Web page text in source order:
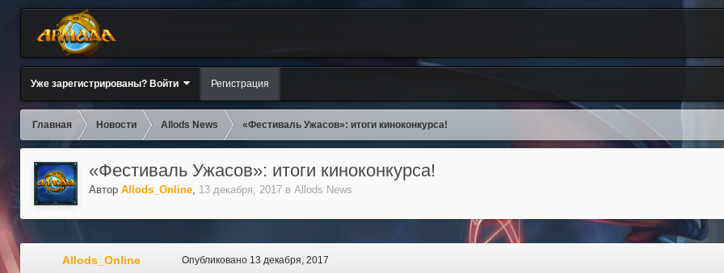
Уже зарегистрированы? Войти Регистрация
Главная Новости Allods News «Фестиваль Ужасов»: итоги киноконкурса!
«Фестиваль Ужасов»: итоги киноконкурса!
Автор Allods_Online, 13 декабря, 2017 в Allods News
Allods_Online Опубликовано 13 декабря, 2017